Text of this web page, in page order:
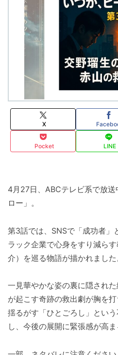
X
Pocket LINE
4月27日、ABCテレビ系で放
ロー」。
第3話では、SNSで「成功者」
ラック企業で心身をすり減ら
介）を巡る物語が描かれました
一見華やかな姿の裏に隠された
が起こす奇跡の救出劇が胸を
揺るがす「ひとごろし」とい
し、今後の展開に緊張感が高ま